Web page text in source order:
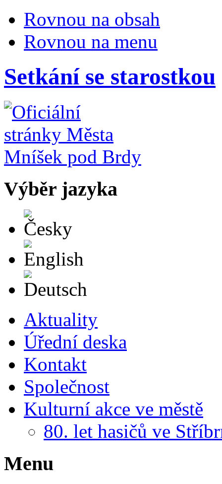
Rovnou na obsah
Rovnou na menu
Setkání se starostkou
Výběr jazyka
Aktuality
Úřední deska
Kontakt
Společnost
Kulturní akce ve městě
80. let hasičů ve
Menu